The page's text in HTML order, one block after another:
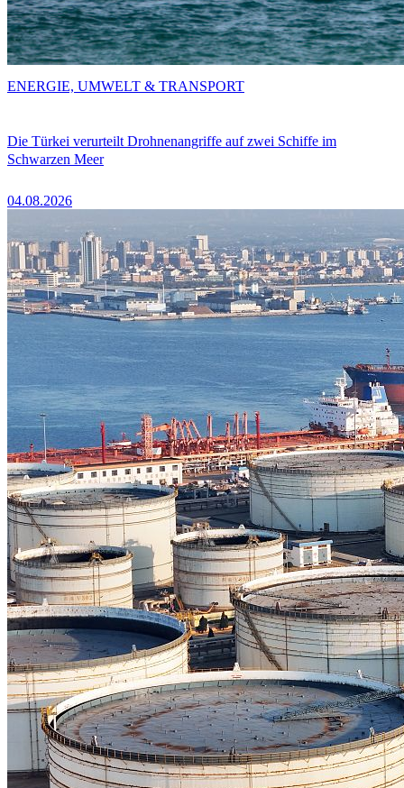
Die Türkei verurteilt Drohnenangriffe auf zwei Schiffe im
Schwarzen Meer
04.08.2026
ENERGIE, UMWELT & TRANSPORT